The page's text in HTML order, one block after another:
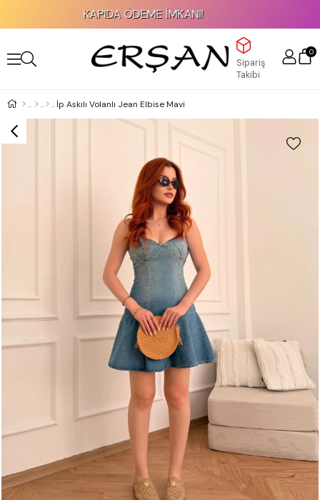
KAPIDA ÖDEME İMKANI!
Sipariş
Takibi
0
İp Askılı Volanlı Jean Elbise Mavi